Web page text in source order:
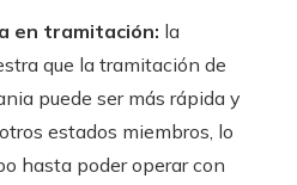
en tramitación: la
que la tramitación de
puede ser más rápida y
estados miembros, lo
hasta poder operar con